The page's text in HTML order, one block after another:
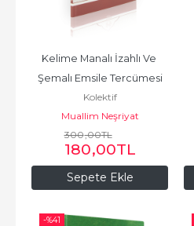
Sepete Ekle
Kelime Manalı İzahlı Ve
Şemalı Emsile Tercümesi
Kolektif
Muallim Neşriyat
300,00TL
180,00TL
-%41